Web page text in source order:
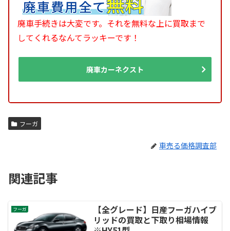
廃車手続きは大変です。それを無料な上に買取まで
してくれるなんてラッキーです！
廃車カーネクスト
フーガ
車売る価格調査部
関連記事
フーガ
【全グレード】日産フーガハイブ
リッドの買取と下取り相場情報